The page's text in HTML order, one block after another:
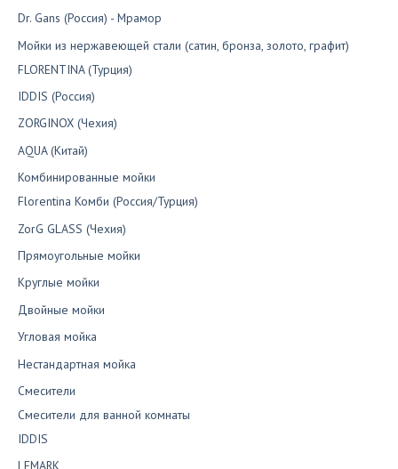
Dr. Gans (Россия) - Мрамор
Мойки из нержавеющей стали (сатин, бронза, золото, графит)
FLORENTINA (Турция)
IDDIS (Россия)
ZORGINOX (Чехия)
AQUA (Китай)
Комбинированные мойки
Florentina Комби (Россия/Турция)
ZorG GLASS (Чехия)
Прямоугольные мойки
Круглые мойки
Двойные мойки
Угловая мойка
Нестандартная мойка
Смесители
Смесители для ванной комнаты
IDDIS